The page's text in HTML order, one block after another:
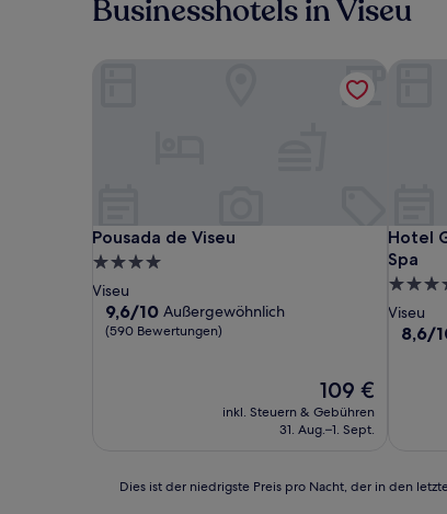
Businesshotels in Viseu
Pousada de Viseu
Pousada de Viseu
4.0-
Sterne-
Unterkunft
Viseu
9.6
von
9,6/10 Außergewöhnlich
(590 Bewertungen)
Der
Preis
beträgt
109 €
inkl. Steuern & Gebühren
31. Aug.–1. Sept.
Hotel
Spa
Hotel
4.0-
Sterne-
Viseu
8.6
8,6/
Hotel
Dies ist der niedrigste Preis pro Nacht, der in den